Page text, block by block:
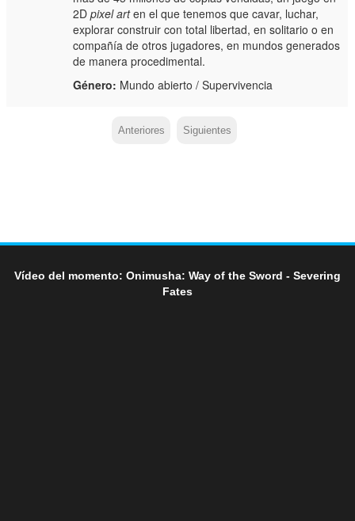
2Dpixel arten el que tenemos que cavar, luchar,
explorar construir con total libertad, en solitario o en
compañía de otros jugadores, en mundos generados
de manera procedimental.
Género: Mundo abierto / Supervivencia
Anteriores Siguientes
Vídeo del momento: Onimusha: Way of the Sword - Severing
Fates